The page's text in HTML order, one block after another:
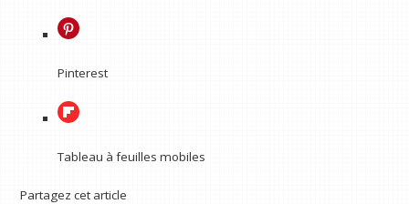
Pinterest
Tableau à feuilles mobiles
Partagez cet article